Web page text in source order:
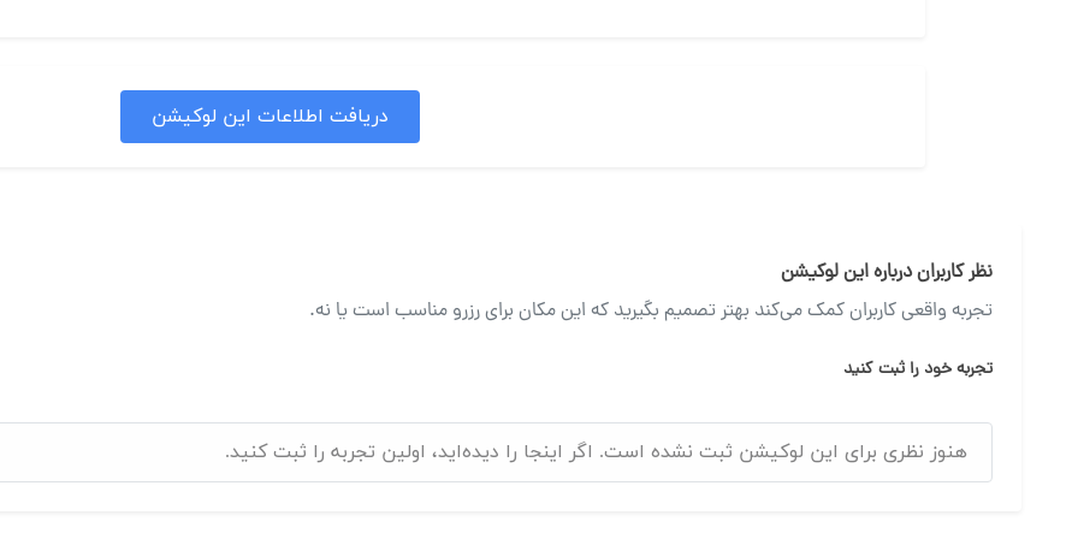
دریافت اطلاعات این لوکیشن
نظر کاربران درباره این لوکیشن
تجربه واقعی کاربران کمک می‌کند بهتر تصمیم بگیرید که این مکان برای رزرو مناسب است یا نه.
تجربه خود را ثبت کنید
هنوز نظری برای این لوکیشن ثبت نشده است. اگر اینجا را دیده‌اید، اولین تجربه را ثبت کنید.